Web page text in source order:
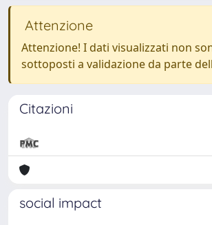
Attenzione
Attenzione! I dati visualizzati non
sottoposti a validazione da parte
Citazioni
social impact